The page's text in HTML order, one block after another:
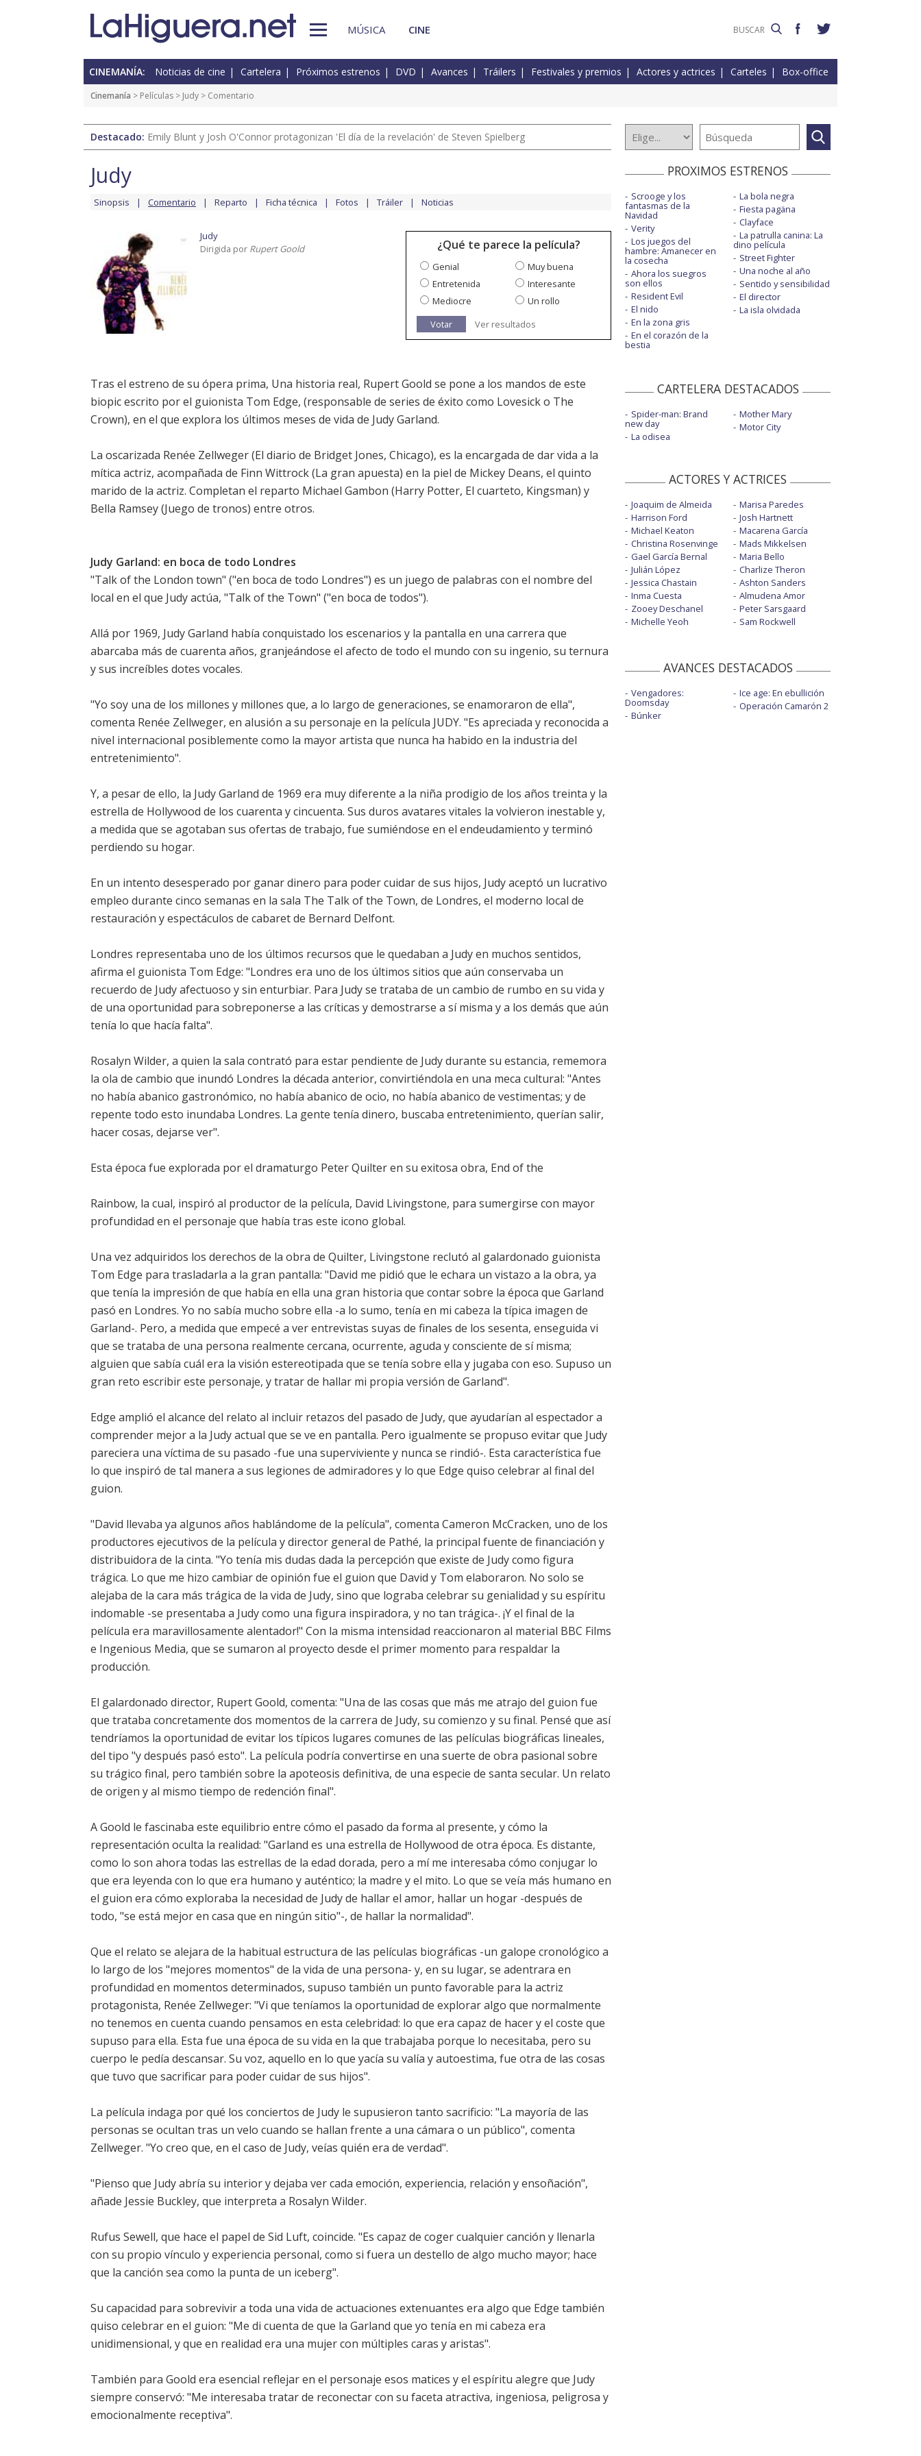
MÚSICA CINE
CINEMANÍA: Noticias de cine Cartelera Próximos estrenos DVD Avances Tráilers Festivales y premios Actores y actrices Carteles Box-office
Cinemanía > Películas > Judy > Comentario
Destacado: Emily Blunt y Josh O'Connor protagonizan 'El día de la revelación' de Steven Spielberg
Judy
Sinopsis Comentario Reparto Ficha técnica Fotos Tráiler Noticias
Judy
Dirigida por Rupert Goold ¿Qué te parece la película?
Genial
Muy buena
Entretenida
Interesante
Mediocre
Un rollo
Votar
Ver resultados
Tras el estreno de su ópera prima, Una historia real, Rupert Goold se pone a los mandos de este
biopic escrito por el guionista Tom Edge, (responsable de series de éxito como Lovesick o The
Crown), en el que explora los últimos meses de vida de Judy Garland.
La oscarizada Renée Zellweger (El diario de Bridget Jones, Chicago), es la encargada de dar vida a la
mítica actriz, acompañada de Finn Wittrock (La gran apuesta) en la piel de Mickey Deans, el quinto
marido de la actriz. Completan el reparto Michael Gambon (Harry Potter, El cuarteto, Kingsman) y
Bella Ramsey (Juego de tronos) entre otros.
Judy Garland: en boca de todo Londres
"Talk of the London town" ("en boca de todo Londres") es un juego de palabras con el nombre del
local en el que Judy actúa, "Talk of the Town" ("en boca de todos").
Allá por 1969, Judy Garland había conquistado los escenarios y la pantalla en una carrera que
abarcaba más de cuarenta años, granjeándose el afecto de todo el mundo con su ingenio, su ternura
y sus increíbles dotes vocales.
"Yo soy una de los millones y millones que, a lo largo de generaciones, se enamoraron de ella",
comenta Renée Zellweger, en alusión a su personaje en la película JUDY. "Es apreciada y reconocida a
nivel internacional posiblemente como la mayor artista que nunca ha habido en la industria del
entretenimiento".
Y, a pesar de ello, la Judy Garland de 1969 era muy diferente a la niña prodigio de los años treinta y la
estrella de Hollywood de los cuarenta y cincuenta. Sus duros avatares vitales la volvieron inestable y,
a medida que se agotaban sus ofertas de trabajo, fue sumiéndose en el endeudamiento y terminó
perdiendo su hogar.
En un intento desesperado por ganar dinero para poder cuidar de sus hijos, Judy aceptó un lucrativo
empleo durante cinco semanas en la sala The Talk of the Town, de Londres, el moderno local de
restauración y espectáculos de cabaret de Bernard Delfont.
Londres representaba uno de los últimos recursos que le quedaban a Judy en muchos sentidos,
afirma el guionista Tom Edge: "Londres era uno de los últimos sitios que aún conservaba un
recuerdo de Judy afectuoso y sin enturbiar. Para Judy se trataba de un cambio de rumbo en su vida y
de una oportunidad para sobreponerse a las críticas y demostrarse a sí misma y a los demás que aún
tenía lo que hacía falta".
Rosalyn Wilder, a quien la sala contrató para estar pendiente de Judy durante su estancia, rememora
la ola de cambio que inundó Londres la década anterior, convirtiéndola en una meca cultural: "Antes
no había abanico gastronómico, no había abanico de ocio, no había abanico de vestimentas; y de
repente todo esto inundaba Londres. La gente tenía dinero, buscaba entretenimiento, querían salir,
hacer cosas, dejarse ver".
Esta época fue explorada por el dramaturgo Peter Quilter en su exitosa obra, End of the
Rainbow, la cual, inspiró al productor de la película, David Livingstone, para sumergirse con mayor
profundidad en el personaje que había tras este icono global.
Una vez adquiridos los derechos de la obra de Quilter, Livingstone reclutó al galardonado guionista
Tom Edge para trasladarla a la gran pantalla: "David me pidió que le echara un vistazo a la obra, ya
que tenía la impresión de que había en ella una gran historia que contar sobre la época que Garland
pasó en Londres. Yo no sabía mucho sobre ella -a lo sumo, tenía en mi cabeza la típica imagen de
Garland-. Pero, a medida que empecé a ver entrevistas suyas de finales de los sesenta, enseguida vi
que se trataba de una persona realmente cercana, ocurrente, aguda y consciente de sí misma;
alguien que sabía cuál era la visión estereotipada que se tenía sobre ella y jugaba con eso. Supuso un
gran reto escribir este personaje, y tratar de hallar mi propia versión de Garland".
Edge amplió el alcance del relato al incluir retazos del pasado de Judy, que ayudarían al espectador a
comprender mejor a la Judy actual que se ve en pantalla. Pero igualmente se propuso evitar que Judy
pareciera una víctima de su pasado -fue una superviviente y nunca se rindió-. Esta característica fue
lo que inspiró de tal manera a sus legiones de admiradores y lo que Edge quiso celebrar al final del
guion.
"David llevaba ya algunos años hablándome de la película", comenta Cameron McCracken, uno de los
productores ejecutivos de la película y director general de Pathé, la principal fuente de financiación y
distribuidora de la cinta. "Yo tenía mis dudas dada la percepción que existe de Judy como figura
trágica. Lo que me hizo cambiar de opinión fue el guion que David y Tom elaboraron. No solo se
alejaba de la cara más trágica de la vida de Judy, sino que lograba celebrar su genialidad y su espíritu
indomable -se presentaba a Judy como una figura inspiradora, y no tan trágica-. ¡Y el final de la
película era maravillosamente alentador!" Con la misma intensidad reaccionaron al material BBC Films
e Ingenious Media, que se sumaron al proyecto desde el primer momento para respaldar la
producción.
El galardonado director, Rupert Goold, comenta: "Una de las cosas que más me atrajo del guion fue
que trataba concretamente dos momentos de la carrera de Judy, su comienzo y su final. Pensé que así
tendríamos la oportunidad de evitar los típicos lugares comunes de las películas biográficas lineales,
del tipo "y después pasó esto". La película podría convertirse en una suerte de obra pasional sobre
su trágico final, pero también sobre la apoteosis definitiva, de una especie de santa secular. Un relato
de origen y al mismo tiempo de redención final".
A Goold le fascinaba este equilibrio entre cómo el pasado da forma al presente, y cómo la
representación oculta la realidad: "Garland es una estrella de Hollywood de otra época. Es distante,
como lo son ahora todas las estrellas de la edad dorada, pero a mí me interesaba cómo conjugar lo
que era leyenda con lo que era humano y auténtico; la madre y el mito. Lo que se veía más humano en
el guion era cómo exploraba la necesidad de Judy de hallar el amor, hallar un hogar -después de
todo, "se está mejor en casa que en ningún sitio"-, de hallar la normalidad".
Que el relato se alejara de la habitual estructura de las películas biográficas -un galope cronológico a
lo largo de los "mejores momentos" de la vida de una persona- y, en su lugar, se adentrara en
profundidad en momentos determinados, supuso también un punto favorable para la actriz
protagonista, Renée Zellweger: "Vi que teníamos la oportunidad de explorar algo que normalmente
no tenemos en cuenta cuando pensamos en esta celebridad: lo que era capaz de hacer y el coste que
supuso para ella. Esta fue una época de su vida en la que trabajaba porque lo necesitaba, pero su
cuerpo le pedía descansar. Su voz, aquello en lo que yacía su valía y autoestima, fue otra de las cosas
que tuvo que sacrificar para poder cuidar de sus hijos".
La película indaga por qué los conciertos de Judy le supusieron tanto sacrificio: "La mayoría de las
personas se ocultan tras un velo cuando se hallan frente a una cámara o un público", comenta
Zellweger. "Yo creo que, en el caso de Judy, veías quién era de verdad".
"Pienso que Judy abría su interior y dejaba ver cada emoción, experiencia, relación y ensoñación",
añade Jessie Buckley, que interpreta a Rosalyn Wilder.
Rufus Sewell, que hace el papel de Sid Luft, coincide. "Es capaz de coger cualquier canción y llenarla
con su propio vínculo y experiencia personal, como si fuera un destello de algo mucho mayor; hace
que la canción sea como la punta de un iceberg".
Su capacidad para sobrevivir a toda una vida de actuaciones extenuantes era algo que Edge también
quiso celebrar en el guion: "Me di cuenta de que la Garland que yo tenía en mi cabeza era
unidimensional, y que en realidad era una mujer con múltiples caras y aristas".
También para Goold era esencial reflejar en el personaje esos matices y el espíritu alegre que Judy
siempre conservó: "Me interesaba tratar de reconectar con su faceta atractiva, ingeniosa, peligrosa y
emocionalmente receptiva".
PROXIMOS ESTRENOS
Scrooge y los
fantasmas de la
Navidad
Verity
Los juegos del
hambre: Amanecer en
la cosecha
Ahora los suegros
son ellos
Resident Evil
El nido
En la zona gris
En el corazón de la
bestia
La bola negra
Fiesta pagäna
Clayface
La patrulla canina: La
dino película
Street Fighter
Una noche al año
Sentido y sensibilidad
El director
La isla olvidada
CARTELERA DESTACADOS
Spider-man: Brand
new day
La odisea
Mother Mary
Motor City
ACTORES Y ACTRICES
Joaquim de Almeida
Harrison Ford
Michael Keaton
Christina Rosenvinge
Gael García Bernal
Julián López
Jessica Chastain
Inma Cuesta
Zooey Deschanel
Michelle Yeoh
Marisa Paredes
Josh Hartnett
Macarena García
Mads Mikkelsen
Maria Bello
Charlize Theron
Ashton Sanders
Almudena Amor
Peter Sarsgaard
Sam Rockwell
AVANCES DESTACADOS
Vengadores:
Doomsday
Búnker
Ice age: En ebullición
Operación Camarón 2